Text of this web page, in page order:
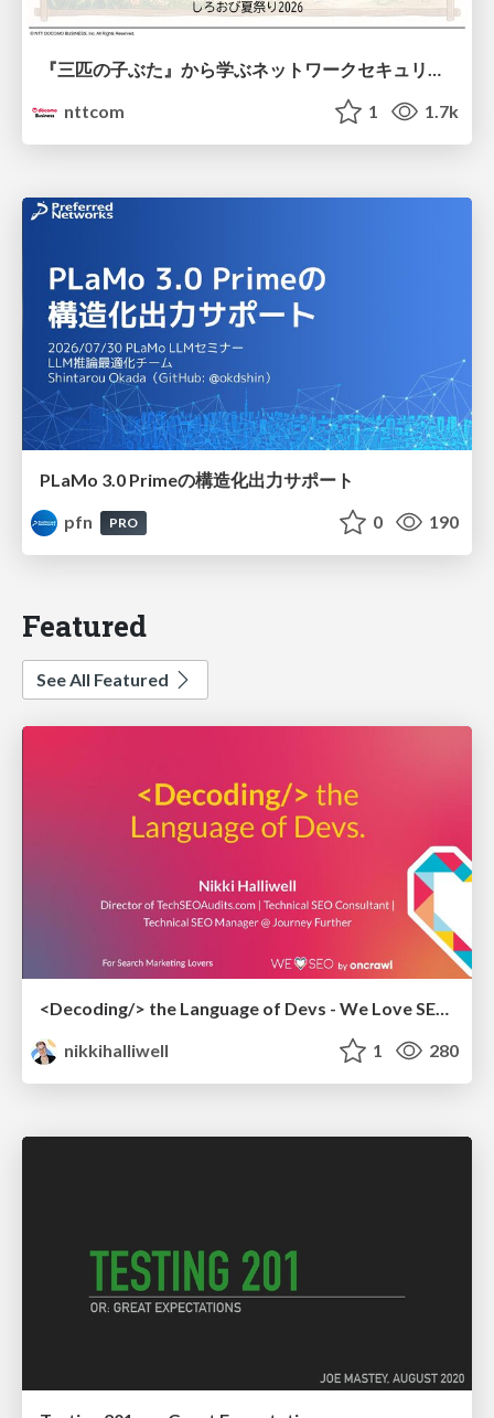
nttcom
1 1.7k
PLaMo 3.0 Primeの構造化出力サポート
pfn
PRO 0 190
Featured
See All Featured
<Decoding/> the Language of Devs - We Love SEO 2024
nikkihalliwell
1 280